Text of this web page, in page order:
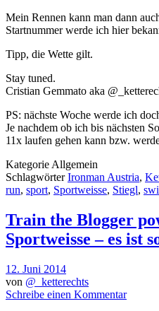
Mein Rennen kann man dann
Startnummer werde ich hier
Tipp, die Wette gilt.
Stay tuned.
Cristian Gemmato aka
PS: nächste Woche werde ich
Je nachdem ob ich bis nächsten
11x laufen gehen kann bzw.
Kategorie Allgemein
SchlagwörterIronman Austria,
run, sport, Sportweisse, Stiegl,
Train the Blogger
Sportweisse – es ist
12. Juni 2014
von @_ketterechts
Schreibe einen Kommentar